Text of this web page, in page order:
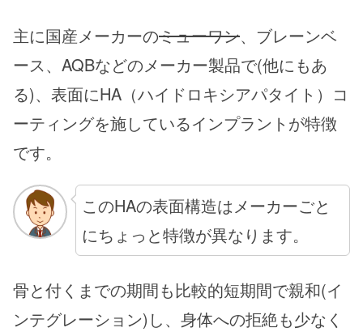
主に国産メーカーのミューワン、ブレーンベ
ース、AQBなどのメーカー製品で(他にもあ
る)、表面にHA（ハイドロキシアパタイト）コ
ーティングを施しているインプラントが特徴
です。
このHAの表面構造はメーカーごと
にちょっと特徴が異なります。
骨と付くまでの期間も比較的短期間で親和(イ
ンテグレーション)し、身体への拒絶も少なく